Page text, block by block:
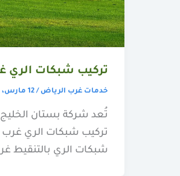
تركيب شبكات الري
خدمات غرب الرياض /12 مارس، 2026
تُعد شركة بستان الخليج
تركيب شبكات الري
شبكات الري بالتنقيط